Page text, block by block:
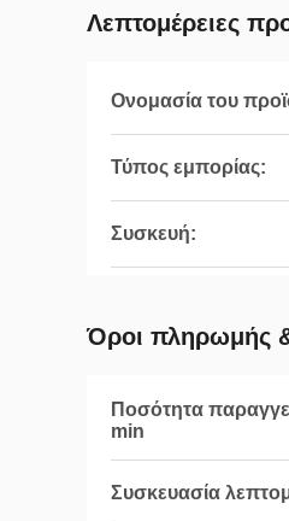
Λεπτομέρειες
Ονομασία του
Τύπος εμπορίας:
Συσκευή:
Όροι πληρωμής &
Ποσότητα
min
Συσκευασία